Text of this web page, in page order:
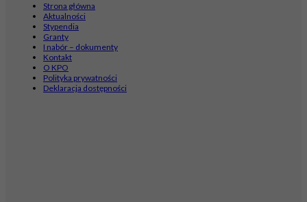
Strona główna
Aktualności
Stypendia
Granty
I nabór – dokumenty
Kontakt
O KPO
Polityka prywatności
Deklaracja dostępności